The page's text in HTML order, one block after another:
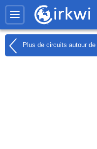
Plus de circuits autour de